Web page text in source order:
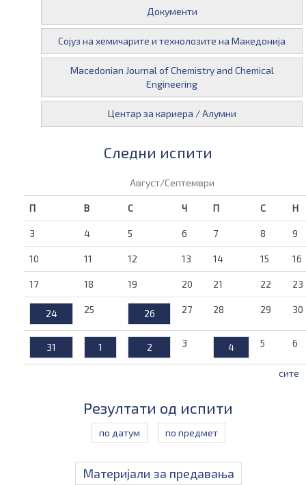
Документи
Сојуз на хемичарите и технолозите на Македонија
Macedonian Journal of Chemistry and Chemical
Engineering
Центар за кариера / Алумни
Следни испити
Август/Септември
П В С Ч П С Н
3 4 5 6 7 8 9
10 11 12 13 14 15 16
17 18 19 20 21 22 23
24 25 26 27 28 29 30
31 1 2 3 4 5 6
сите
Резултати од испити
по датум по предмет
Материјали за предавања